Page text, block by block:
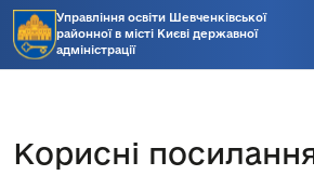
Управління освіти Шевченківської
районної в місті Києві державної
адміністрації
Корисні